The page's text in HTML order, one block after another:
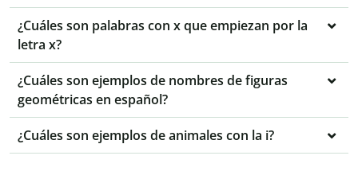
¿Cuáles son palabras con x que empiezan por la
letra x?
¿Cuáles son ejemplos de nombres de figuras
geométricas en español?
¿Cuáles son ejemplos de animales con la i?